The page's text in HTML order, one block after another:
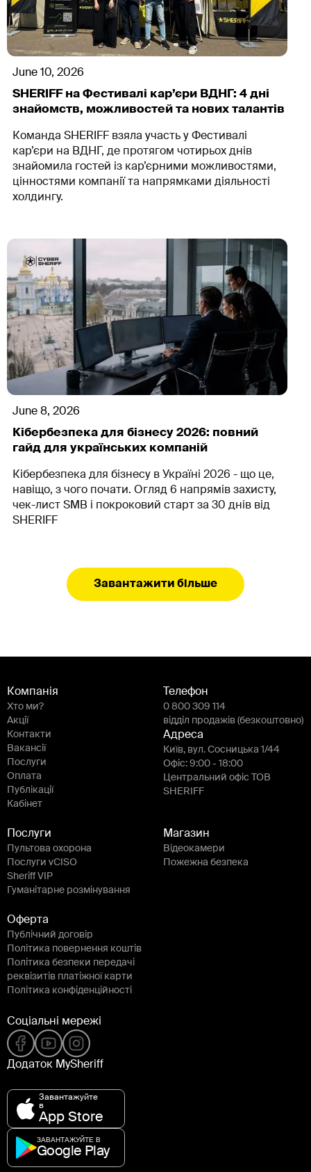
June 10, 2026
SHERIFF на Фестивалі кар’єри ВДНГ: 4 дні
знайомств, можливостей та нових талантів
Команда SHERIFF взяла участь у Фестивалі
кар’єри на ВДНГ, де протягом чотирьох днів
знайомила гостей із кар’єрними можливостями,
цінностями компанії та напрямками діяльності
холдингу.
June 8, 2026
Кібербезпека для бізнесу 2026: повний
гайд для українських компаній
Кібербезпека для бізнесу в Україні 2026 - що це,
навіщо, з чого почати. Огляд 6 напрямів захисту,
чек-лист SMB і покроковий старт за 30 днів від
SHERIFF
Завантажити більше
Компанія
Хто ми?
Акції
Контакти
Вакансії
Послуги
Оплата
Публікації
Кабінет
Телефон
0 800 309 114
відділ продажів (безкоштовно)
Адреса
Київ, вул. Сосницька 1/44
Офіс: 9:00 - 18:00
Центральний офіс ТОВ
SHERIFF
Послуги
Пультова охорона
Послуги vCISO
Sheriff VIP
Гуманітарне розмінування
Магазин
Відеокамери
Пожежна безпека
Оферта
Публічний договір
Політика повернення коштів
Політика безпеки передачі
реквізитів платіжної карти
Політика конфіденційності
Соціальні мережі
Додаток MySheriff
Завантажуйте
в
App Store
ЗАВАНТАЖУЙТЕ В
Google Play